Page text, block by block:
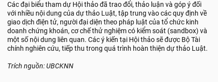
Các đại biểu tham dự Hội thảo đã trao đổi, thảo luận và góp ý đối
với nhiều nội dung của dự thảo Luật, tập trung vào các quy định về
giao dịch điện tử, người đại diện theo pháp luật của tổ chức kinh
doanh chứng khoán, cơ chế thử nghiệm có kiểm soát (sandbox) và
một số nội dung liên quan. Các ý kiến tại Hội thảo sẽ được Bộ Tài
chính nghiên cứu, tiếp thu trong quá trình hoàn thiện dự thảo Luật.
Trích nguồn: UBCKNN